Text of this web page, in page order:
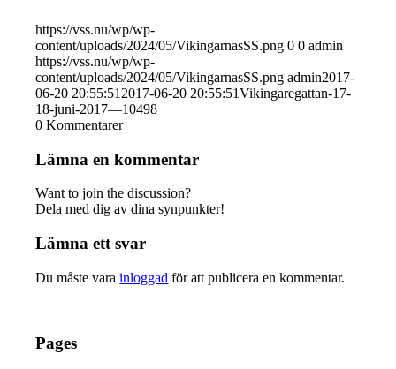
https://vss.nu/wp/wp-
content/uploads/2024/05/VikingarnasSS.png 0 0 admin
https://vss.nu/wp/wp-
content/uploads/2024/05/VikingarnasSS.png admin2017-
06-20 20:55:51 2017-06-20 20:55:51Vikingaregattan-17-
18-juni-2017—10498
0 Kommentarer
Lämna en kommentar
Want to join the discussion?
Dela med dig av dina synpunkter!
Lämna ett svar
Du måste varainloggad för att publicera en kommentar.
Pages